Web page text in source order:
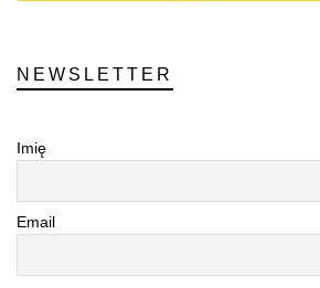
NEWSLETTER
Imię
Email